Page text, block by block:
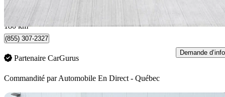
509 $/mois env.
Québec, QC
180 km
(855) 307-2327
Partenaire CarGurus
Demande d’info
Commandité parAutomobile En Direct - Québec